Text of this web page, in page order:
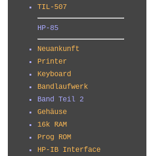
TIL-507
HP-85
Neuankunft
Printer
Keyboard
Bandlaufwerk
Band Teil 2
Gehäuse
16k RAM
Prog ROM
HP-IB Interface